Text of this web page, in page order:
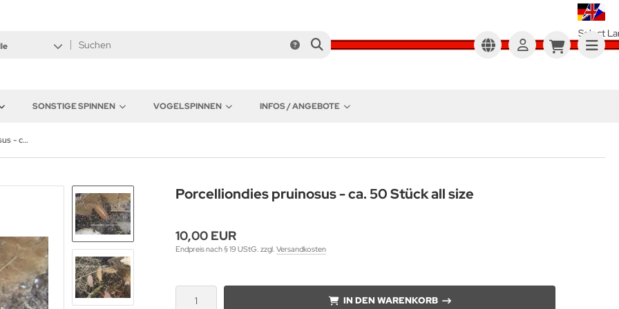
Select
SONSTIGE SPINNEN VOGELSPINNEN INFOS / ANGEBOTE
Porcelliondies pruinosus - ca. 50 Stück all size
Porcelliondies pruinosus - ca. 50 Stück all size
10,00 EUR
Endpreis nach § 19 UStG. zzgl. Versandkosten
IN DEN WARENKORB